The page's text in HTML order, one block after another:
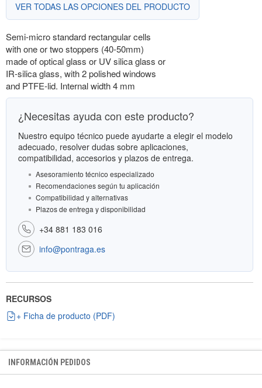
VER TODAS LAS OPCIONES DEL PRODUCTO
Semi-micro standard rectangular cells
with one or two stoppers (40-50mm)
made of optical glass or UV silica glass or
IR-silica glass, with 2 polished windows
and PTFE-lid. Internal width 4 mm
¿Necesitas ayuda con este producto?
Nuestro equipo técnico puede ayudarte a elegir el modelo
adecuado, resolver dudas sobre aplicaciones,
compatibilidad, accesorios y plazos de entrega.
Asesoramiento técnico especializado
Recomendaciones según tu aplicación
Compatibilidad y alternativas
Plazos de entrega y disponibilidad
+34 881 183 016
info@pontraga.es
RECURSOS
+ Ficha de producto (PDF)
INFORMACIÓN PEDIDOS